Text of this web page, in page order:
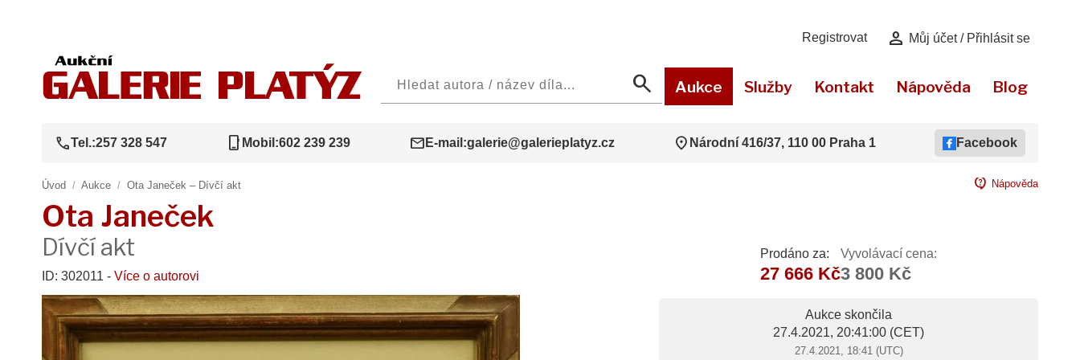
Registrovat person Můj účet / Přihlásit se
search Aukce Služby Kontakt Nápověda Blog
callTel.:257 328 547 phone_iphone Mobil:602 239 239 mail E-mail:galerie@galerieplatyz.cz location_on Národní 416/37, 110 00 Praha 1 Facebook
Úvod / Aukce / Ota Janeček – Dívčí akt contact_support Nápověda
Ota Janeček
Dívčí akt
ID: 302011 - Více o autorovi
Prodáno za:
27 666 Kč
Vyvolávací cena:
3 800 Kč
Aukce skončila
27.4.2021, 20:41:00 (CET)
27.4.2021, 18:41 (UTC)